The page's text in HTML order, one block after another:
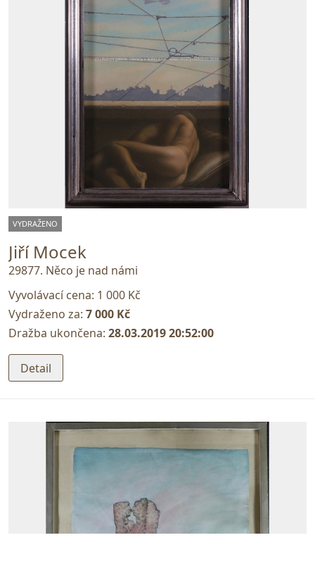
VYDRAŽENO
Jiří Mocek
29877. Něco je nad námi
Vyvolávací cena: 1 000 Kč
Vydraženo za: 7 000 Kč
Dražba ukončena: 28.03.2019 20:52:00
Detail